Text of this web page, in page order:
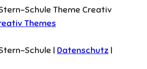
Schule Theme Creativ
Themes
Schule | Datenschutz |